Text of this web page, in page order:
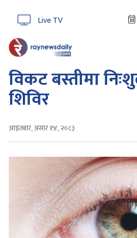
Live TV
विकट बस्तीमा
शिविर
आइतबार, असार १४, २०८३